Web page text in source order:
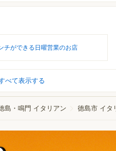
チができる日曜営業のお店
べて表示する
島・鳴門 イタリアン 徳島市 イタ